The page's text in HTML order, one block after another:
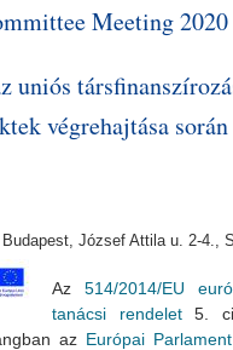
Meeting 2020
uniós
végrehajtása
József Attila u. 2-4.,
Az 514/2014/EU
tanácsi rendelet5.
az Európai